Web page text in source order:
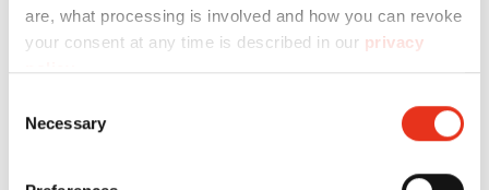
are, what processing is involved and how you can revoke
your consent at any time is described in our privacy
policy.
Selection
Necessary